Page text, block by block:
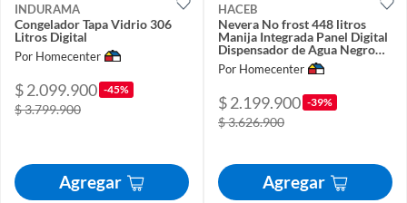
INDURAMA
Congelador Tapa Vidrio 306
Litros Digital
Por Homecenter
$ 2.099.900 -45%
$ 3.799.900
Agregar
HACEB
Nevera No frost 448 litros
Manija Integrada Panel Digital
Dispensador de Agua Negro
Cósmico
Por Homecenter
$ 2.199.900 -39%
$ 3.626.900
Agregar